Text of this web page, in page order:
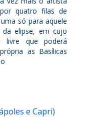
quatro filas de
só para aquele
elipse, em cujo
livre que poderá
as Basílicas
e Capri)